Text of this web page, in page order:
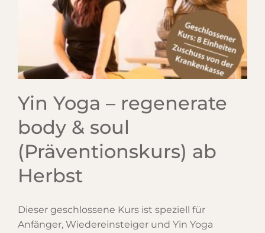
Yin Yoga – regenerate
body & soul
(Präventionskurs) ab
Herbst
Dieser geschlossene Kurs ist speziell für
Anfänger, Wiedereinsteiger und Yin Yoga